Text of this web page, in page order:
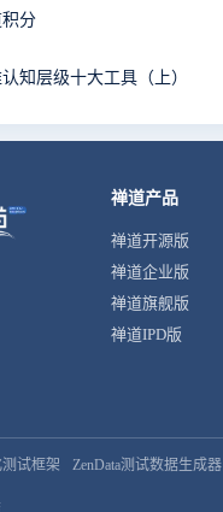
分
知层级十大工具（上）
禅道产品
禅道开源版
禅道企业版
禅道旗舰版
禅道IPD版
试框架 ZenData测试数据生成器